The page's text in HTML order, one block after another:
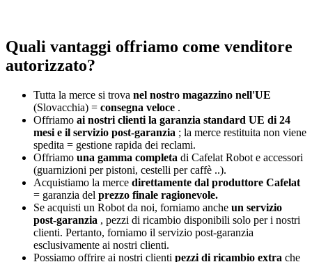
Quali vantaggi offriamo come venditore
autorizzato?
Tutta la merce si trova nel nostro magazzino nell'UE
(Slovacchia) = consegna veloce .
Offriamo ai nostri clienti la garanzia standard UE di 24
mesi e il servizio post-garanzia ; la merce restituita non viene
spedita = gestione rapida dei reclami.
Offriamo una gamma completa di Cafelat Robot e accessori
(guarnizioni per pistoni, cestelli per caffè ..).
Acquistiamo la merce direttamente dal produttore Cafelat
= garanzia del prezzo finale ragionevole.
Se acquisti un Robot da noi, forniamo anche un servizio
post-garanzia , pezzi di ricambio disponibili solo per i nostri
clienti. Pertanto, forniamo il servizio post-garanzia
esclusivamente ai nostri clienti.
Possiamo offrire ai nostri clienti pezzi di ricambio extra che